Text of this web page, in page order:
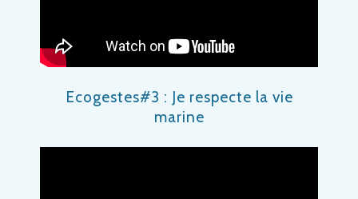
Ecogestes#3 : Je respecte la vie
marine